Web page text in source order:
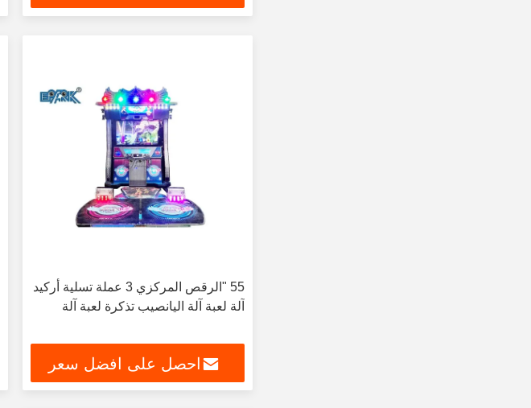
55 "الرقص المركزي 3 عملة تسلية أركيد
آلة لعبة آلة اليانصيب تذكرة لعبة آلة
احصل على افضل سعر